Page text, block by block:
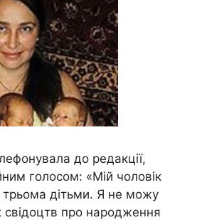
до редакції,
голосом: «Мій чоловік
дітьми. Я не можу
свідоцтв про народження